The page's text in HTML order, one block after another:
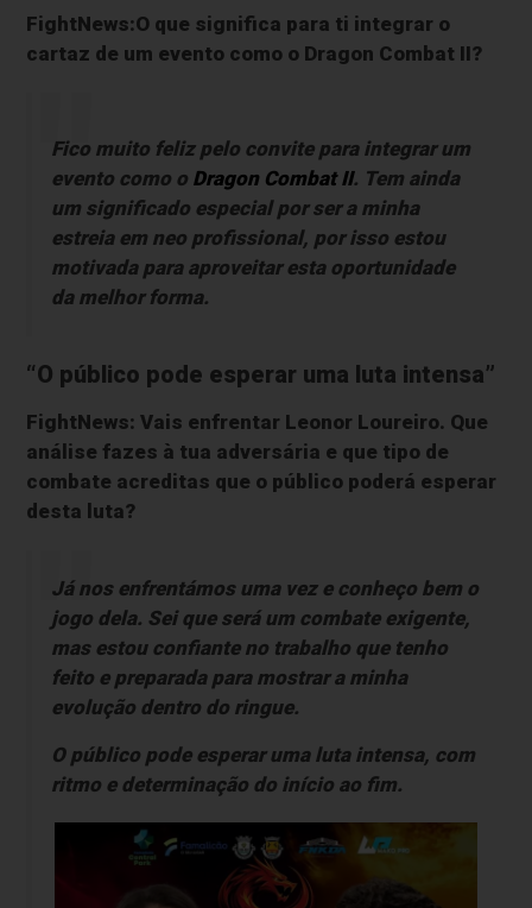
FightNews:O que significa para ti integrar o
cartaz de um evento como o Dragon Combat II?
Fico muito feliz pelo convite para integrar um
evento como o Dragon Combat II. Tem ainda
um significado especial por ser a minha
estreia em neo profissional, por isso estou
motivada para aproveitar esta oportunidade
da melhor forma.
“O público pode esperar uma luta intensa”
FightNews: Vais enfrentar Leonor Loureiro. Que
análise fazes à tua adversária e que tipo de
combate acreditas que o público poderá esperar
desta luta?
Já nos enfrentámos uma vez e conheço bem o
jogo dela. Sei que será um combate exigente,
mas estou confiante no trabalho que tenho
feito e preparada para mostrar a minha
evolução dentro do ringue.
O público pode esperar uma luta intensa, com
ritmo e determinação do início ao fim.